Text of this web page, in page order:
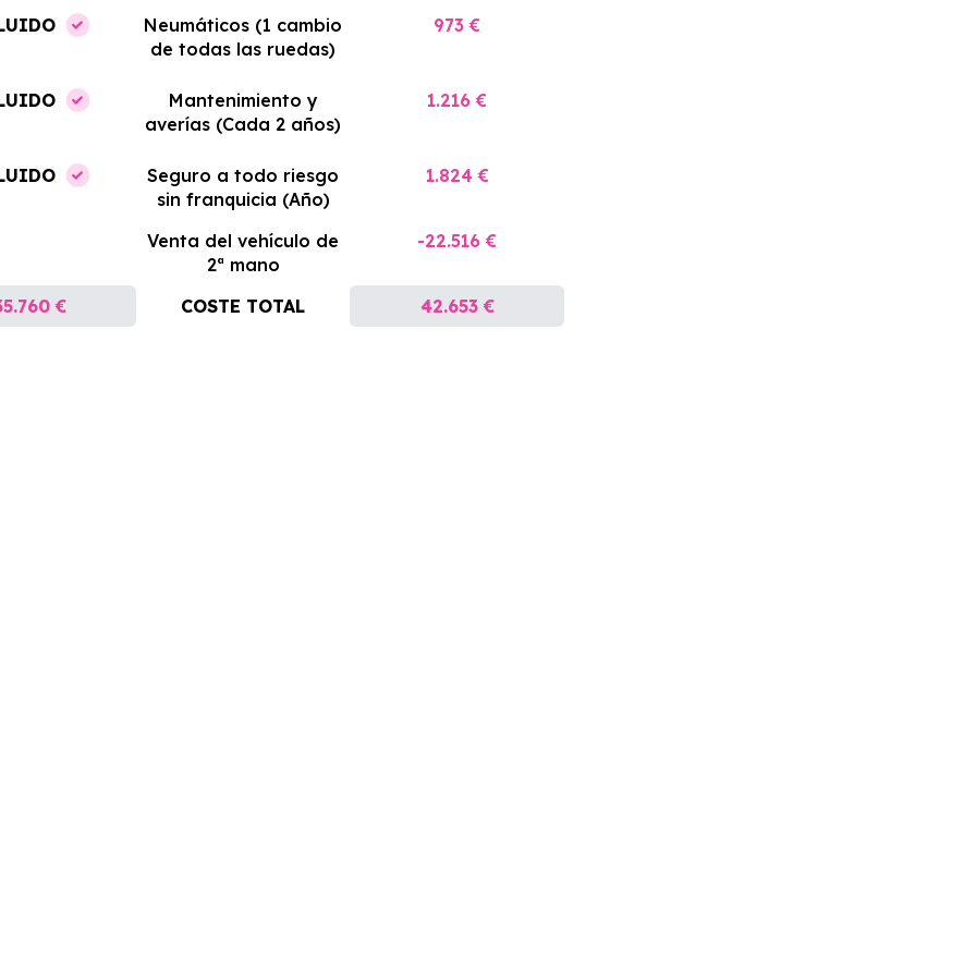
Neumáticos (1 cambio
de todas las ruedas)
973 €
Mantenimiento y
averías (Cada 2 años)
1.216 €
Seguro a todo riesgo
sin franquicia (Año)
1.824 €
Venta del vehículo de
2ª mano
-22.516 €
€ COSTE TOTAL 42.653 €